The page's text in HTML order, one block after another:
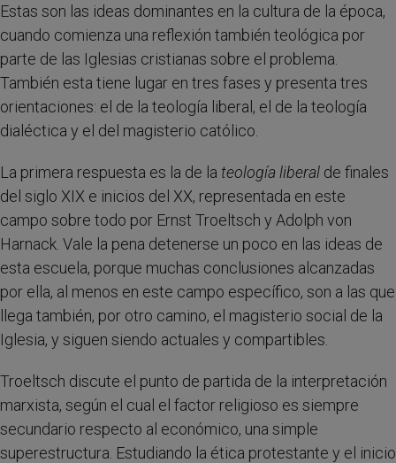
Estas son las ideas dominantes en la cultura de la época,
cuando comienza una reflexión también teológica por
parte de las Iglesias cristianas sobre el problema.
También esta tiene lugar en tres fases y presenta tres
orientaciones: el de la teología liberal, el de la teología
dialéctica y el del magisterio católico.
La primera respuesta es la de la teología liberal de finales
del siglo XIX e inicios del XX, representada en este
campo sobre todo por Ernst Troeltsch y Adolph von
Harnack. Vale la pena detenerse un poco en las ideas de
esta escuela, porque muchas conclusiones alcanzadas
por ella, al menos en este campo específico, son a las que
llega también, por otro camino, el magisterio social de la
Iglesia, y siguen siendo actuales y compartibles.
Troeltsch discute el punto de partida de la interpretación
marxista, según el cual el factor religioso es siempre
secundario respecto al económico, una simple
superestructura. Estudiando la ética protestante y el inicio